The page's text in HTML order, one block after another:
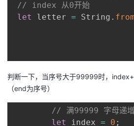
藏
// index 从0开始
let
letter = String .
判断一下，当序号大于99999时，
（end为序号）
// 满99999 字母递
let
index = 0 ;